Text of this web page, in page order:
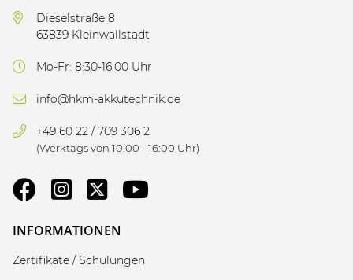
Dieselstraße 8
63839 Kleinwallstadt
Mo-Fr: 8:30-16:00 Uhr
info@hkm-akkutechnik.de
+49 60 22 / 709 306 2
(Werktags von 10:00 - 16:00 Uhr)
INFORMATIONEN
Zertifikate / Schulungen